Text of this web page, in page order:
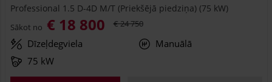
Professional 1.5 D-4D M/T (Priekšējā piedziņa) (75 kW)
Sākot no € 18 800 € 24 750
Dīzeļdegviela
Manuālā
75 kW